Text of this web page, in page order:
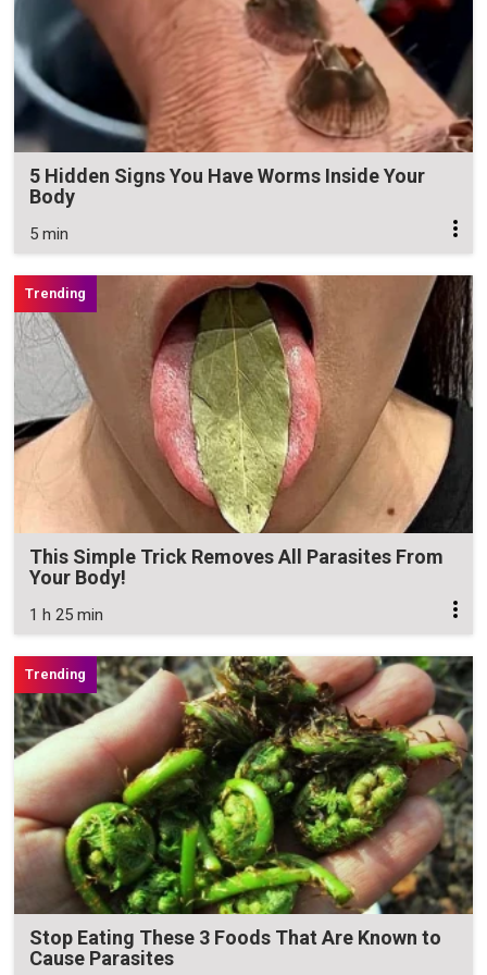
5 Hidden Signs You Have Worms Inside Your
Body
5 min
This Simple Trick Removes All Parasites From
Your Body!
1 h 25 min
Stop Eating These 3 Foods That Are Known to
Cause Parasites